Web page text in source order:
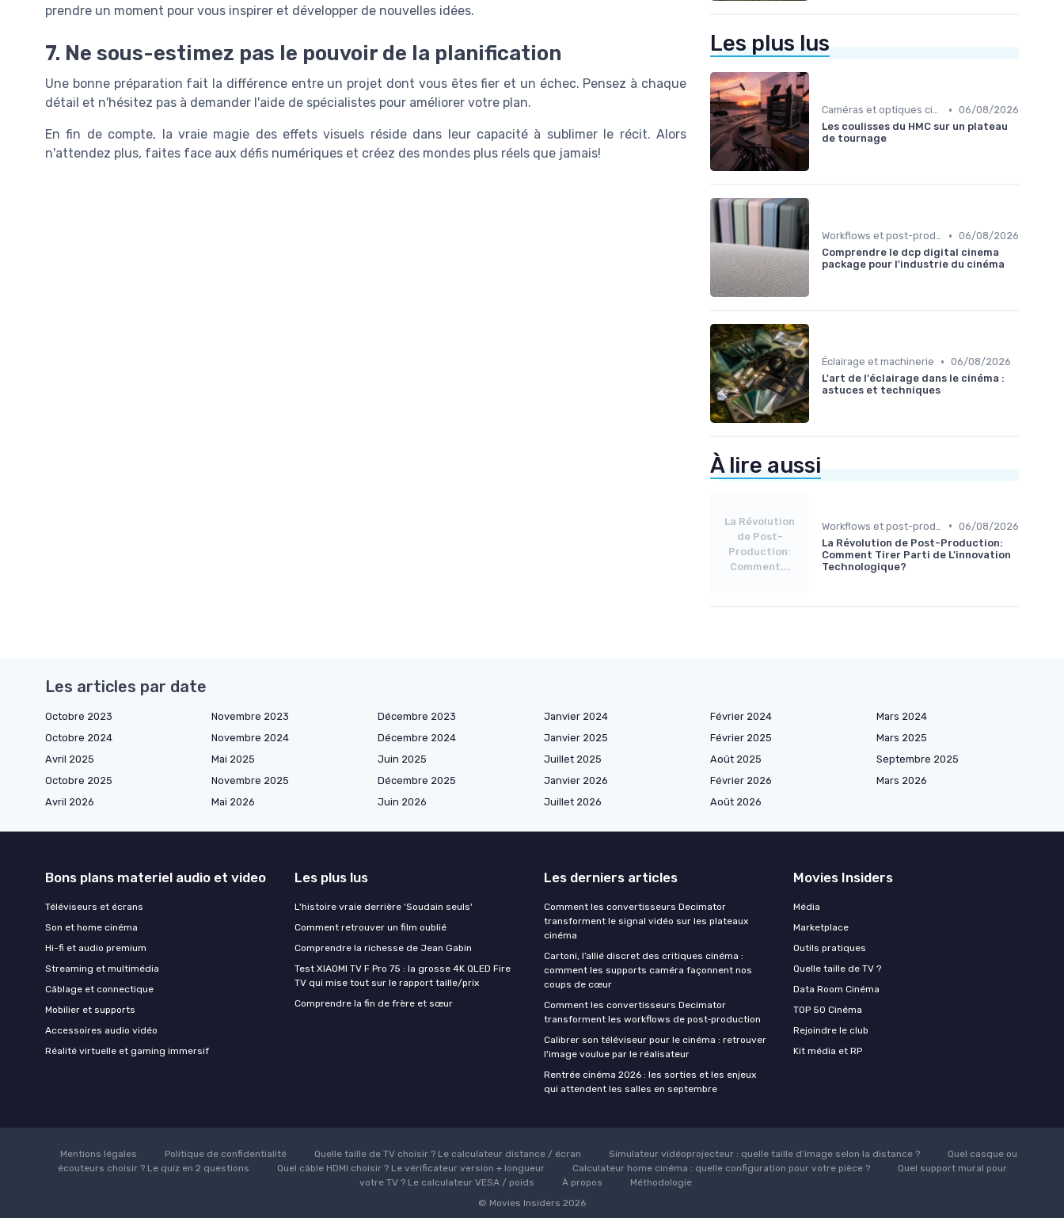
prendre un moment pour vous inspirer et développer de nouvelles idées.
7. Ne sous-estimez pas le pouvoir de la planification
Une bonne préparation fait la différence entre un projet dont vous êtes fier et un échec. Pensez à chaque
détail et n'hésitez pas à demander l'aide de spécialistes pour améliorer votre plan.
En fin de compte, la vraie magie des effets visuels réside dans leur capacité à sublimer le récit. Alors
n'attendez plus, faites face aux défis numériques et créez des mondes plus réels que jamais!
Les plus lus
Caméras et optiques cinéma • 06/08/2026
Les coulisses du HMC sur un plateau
de tournage
Workflows et post-production • 06/08/2026
Comprendre le dcp digital cinema
package pour l'industrie du cinéma
Éclairage et machinerie • 06/08/2026
L'art de l'éclairage dans le cinéma :
astuces et techniques
À lire aussi
La Révolution
de Post-
Production:
Comment...
• 06/08/2026
La Révolution de Post-Production:
Comment Tirer Parti de L'innovation
Technologique?
Les articles par date
Octobre 2023 Novembre 2023 Décembre 2023 Janvier 2024 Février 2024
Mars 2024
Octobre 2024
Novembre 2024 Décembre 2024 Janvier 2025 Février 2025
Mars 2025
Avril 2025
Mai 2025 Juin 2025 Juillet 2025 Août 2025
Septembre 2025
Octobre 2025
Novembre 2025 Décembre 2025 Janvier 2026 Février 2026
Mars 2026
Avril 2026
Mai 2026 Juin 2026 Juillet 2026 Août 2026
Bons plans materiel audio et video
Téléviseurs et écrans
Son et home cinéma
Hi-fi et audio premium
Streaming et multimédia
Câblage et connectique
Mobilier et supports
Accessoires audio vidéo
Réalité virtuelle et gaming immersif
Les plus lus
L'histoire vraie derrière 'Soudain seuls'
Comment retrouver un film oublié
Comprendre la richesse de Jean Gabin
Test XIAOMI TV F Pro 75 : la grosse 4K QLED Fire
TV qui mise tout sur le rapport taille/prix
Comprendre la fin de frère et sœur
Les derniers articles
Comment les convertisseurs Decimator
transforment le signal vidéo sur les plateaux
cinéma
Cartoni, l’allié discret des critiques cinéma :
comment les supports caméra façonnent nos
coups de cœur
Comment les convertisseurs Decimator
transforment les workflows de post‑production
Calibrer son téléviseur pour le cinéma : retrouver
l'image voulue par le réalisateur
Rentrée cinéma 2026 : les sorties et les enjeux
qui attendent les salles en septembre
Movies Insiders
Média
Marketplace
Outils pratiques
Quelle taille de TV ?
Data Room Cinéma
TOP 50 Cinéma
Rejoindre le club
Kit média et RP
Mentions légales Politique de confidentialité Quelle taille de TV choisir ? Le calculateur distance / écran Simulateur vidéoprojecteur : quelle taille d’image selon la distance ?
Quel casque ou
écouteurs choisir ? Le quiz en 2 questions
Quel câble HDMI choisir ? Le vérificateur version + longueur Calculateur home cinéma : quelle configuration pour votre pièce ?
Quel support mural pour
votre TV ? Le calculateur VESA / poids
À propos
Méthodologie
© Movies Insiders 2026